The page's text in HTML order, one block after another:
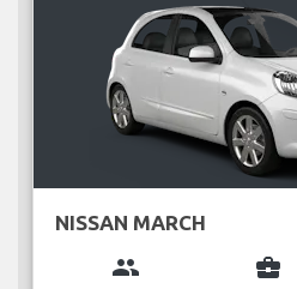
NISSAN MARCH
group business_center